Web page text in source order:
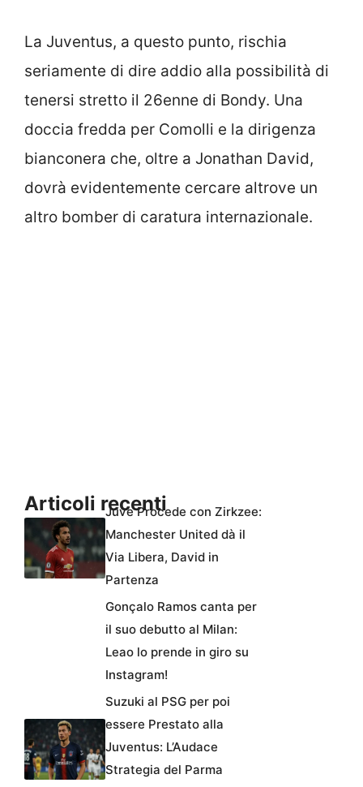
La Juventus, a questo punto, rischia
seriamente di dire addio alla possibilità di
tenersi stretto il 26enne di Bondy. Una
doccia fredda per Comolli e la dirigenza
bianconera che, oltre a Jonathan David,
dovrà evidentemente cercare altrove un
altro bomber di caratura internazionale.
Articoli recentiJuve Procede con Zirkzee:
Manchester United dà il
Via Libera, David in
Partenza
Gonçalo Ramos canta per
il suo debutto al Milan:
Leao lo prende in giro su
Instagram!
Suzuki al PSG per poi
essere Prestato alla
Juventus: L’Audace
Strategia del Parma